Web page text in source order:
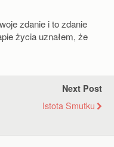
zdanie i to zdanie
życia uznałem, że
Next Post
Istota Smutku